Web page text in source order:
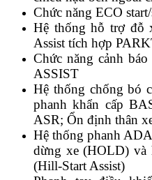
Chức năng ECO
Hệ thống hỗ trợ đỗ
Assist tích hợp
Chức năng cảnh
ASSIST
Hệ thống chống bó
phanh khẩn cấp
ASR; Ổn định thân
Hệ thống phanh
dừng xe (HOLD) và
(Hill-Start Assist)